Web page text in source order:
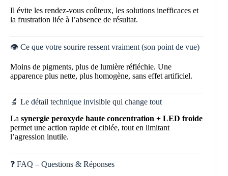
Il évite les rendez-vous coûteux, les solutions inefficaces et
la frustration liée à l’absence de résultat.
👁️ Ce que votre sourire ressent vraiment (son point de vue)
Moins de pigments, plus de lumière réfléchie. Une
apparence plus nette, plus homogène, sans effet artificiel.
🔬 Le détail technique invisible qui change tout
La synergie peroxyde haute concentration + LED froide
permet une action rapide et ciblée, tout en limitant
l’agression inutile.
❓ FAQ – Questions & Réponses